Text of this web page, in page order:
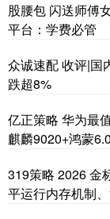
股腰包 闪送师傅
平台：学费必管
众诚速配 收评|国
跌超8%
亿正策略 华为最
麒麟9020+鸿蒙6.0
319策略 2026 金
平运行内存机制